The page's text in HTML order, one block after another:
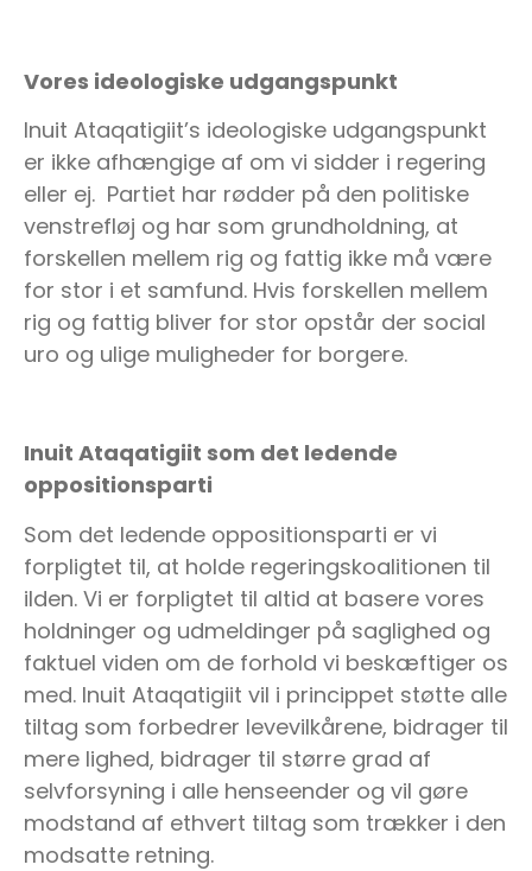
Vores ideologiske udgangspunkt
Inuit Ataqatigiit’s ideologiske udgangspunkt
er ikke afhængige af om vi sidder i regering
eller ej. Partiet har rødder på den politiske
venstrefløj og har som grundholdning, at
forskellen mellem rig og fattig ikke må være
for stor i et samfund. Hvis forskellen mellem
rig og fattig bliver for stor opstår der social
uro og ulige muligheder for borgere.
Inuit Ataqatigiit som det ledende
oppositionsparti
Som det ledende oppositionsparti er vi
forpligtet til, at holde regeringskoalitionen til
ilden. Vi er forpligtet til altid at basere vores
holdninger og udmeldinger på saglighed og
faktuel viden om de forhold vi beskæftiger os
med. Inuit Ataqatigiit vil i princippet støtte alle
tiltag som forbedrer levevilkårene, bidrager til
mere lighed, bidrager til større grad af
selvforsyning i alle henseender og vil gøre
modstand af ethvert tiltag som trækker i den
modsatte retning.